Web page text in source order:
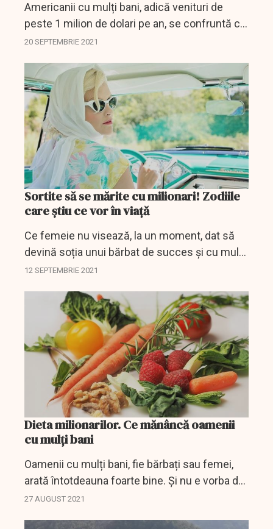
Americanii cu mulți bani, adică venituri de
peste 1 milion de dolari pe an, se confruntă cu
o mare dilemă. Și nu, nu sunt vorbe și nici vreo
20 SEPTEMBRIE 2021
Sortite să se mărite cu milionari! Zodiile
care știu ce vor în viață
Ce femeie nu visează, la un moment, dat să
devină soția unui bărbat de succes și cu mulți
bani. Multe uită de această dorință
pune inima pe...
12 SEPTEMBRIE 2021
Dieta milionarilor. Ce mănâncă oamenii
cu mulți bani
Oamenii cu mulți bani, fie bărbați sau femei,
arată întotdeauna foarte bine. Și nu e vorba de
vestimentație, ci de siluetă. Parcă trasă prin
27 AUGUST 2021